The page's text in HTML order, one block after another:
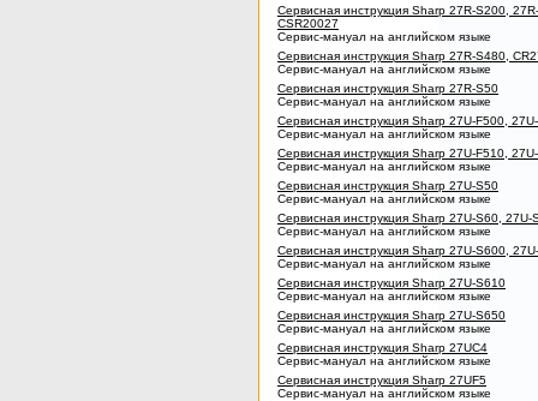
Сервисная инструкция Sharp 27R-S200,
CSR20027
Сервис-мануал на английском языке
Сервисная инструкция Sharp 27R-S480,
Сервис-мануал на английском языке
Сервисная инструкция Sharp 27R-S50
Сервис-мануал на английском языке
Сервисная инструкция Sharp 27U-F500,
Сервис-мануал на английском языке
Сервисная инструкция Sharp 27U-F510,
Сервис-мануал на английском языке
Сервисная инструкция Sharp 27U-S50
Сервис-мануал на английском языке
Сервисная инструкция Sharp 27U-S60, 27U-
Сервис-мануал на английском языке
Сервисная инструкция Sharp 27U-S600,
Сервис-мануал на английском языке
Сервисная инструкция Sharp 27U-S610
Сервис-мануал на английском языке
Сервисная инструкция Sharp 27U-S650
Сервис-мануал на английском языке
Сервисная инструкция Sharp 27UC4
Сервис-мануал на английском языке
Сервисная инструкция Sharp 27UF5
Сервис-мануал на английском языке